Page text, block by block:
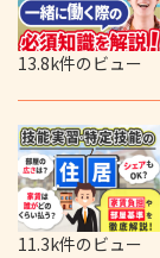
13.8k件のビュー
11.3k件のビュー